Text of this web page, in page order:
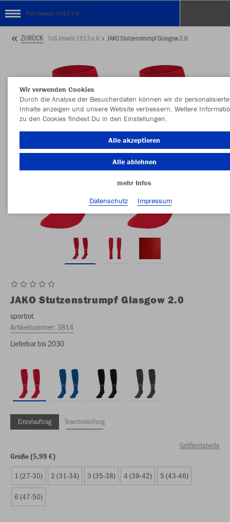
TuS Usseln 1913 e.V.
ZURÜCK TuS Usseln 1913 e.V. JAKO Stutzenstrumpf Glasgow 2.0
JAKO Stutzenstrumpf Glasgow 2.0
sportrot
Artikelnummer:3814
Lieferbar bis 2030
Einzelauftrag Teambestellung
Größentabelle
Größe (5,99 €)
1 (27-30) 2 (31-34) 3 (35-38) 4 (39-42) 5 (43-46)
6 (47-50)
Wir verwenden Cookies
Durch die Analyse der Besucherdaten können wir dir personalisierte
Inhalte anzeigen und unsere Website verbessern. Weitere
zu den Cookies findest Du in den Einstellungen.
Alle akzeptieren
Alle ablehnen
mehr Infos
Datenschutz
Impressum